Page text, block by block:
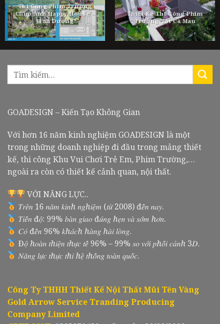
Thi Công Phim Trường
Chụp Ảnh Happy House –
Bình Dương
Thiết Kế Thi Công Phim
Trường Tại Cà Mau
GOADESIGN – Kiến Tạo Không Gian
Với hơn 16 năm kinh nghiệm GOADESIGN là một
trong những doanh nghiệp đi đầu trong mảng thiết
kế, thi công Khu Vui Chơi Trẻ Em, Phim Trường,…
ngoài ra còn có thiết kế cảnh quan, nội thất.
VỚI NĂNG LỰC..
𝑇𝑟𝑒̂𝑛 16 𝑛𝑎̆𝑚 𝑘𝑖𝑛ℎ 𝑛𝑔ℎ𝑖𝑒̣̂𝑚 (𝑡𝑢̛̀ 2008) đ𝑒̂́𝑛 𝑛𝑎𝑦.
𝑇𝑖𝑒̂́𝑛 đ𝑜̣̂: 99% 𝑏𝑎̀𝑛 𝑔𝑖𝑎𝑜 đ𝑢́𝑛𝑔 ℎ𝑒̣𝑛 𝑣𝑎̀ 𝑠𝑜̛́𝑚 ℎ𝑜̛𝑛.
𝐶𝑜́ đ𝑒̂́𝑛 96% 𝑘ℎ𝑎́𝑐ℎ ℎ𝑎̀𝑛𝑔 ℎ𝑎̀𝑖 𝑙𝑜̀𝑛𝑔.
Đ𝑜̣̂ ℎ𝑜𝑎̀𝑛 𝑡ℎ𝑖𝑒̣̂𝑛 𝑡ℎ𝑢̛̣𝑐 𝑡𝑒̂́ 96% – 99% 𝑠𝑜 𝑣𝑜̛́𝑖 𝑝ℎ𝑜̂́𝑖 𝑐𝑎̉𝑛ℎ 3𝐷.
𝑁𝑎̆𝑛𝑔 𝑙𝑢̛̣𝑐 𝑡ℎ𝑢̛̣𝑐 𝑡ℎ𝑖 ℎ𝑒̣̂ 𝑡ℎ𝑜̂́𝑛𝑔 𝑡𝑜𝑎̀𝑛 𝑞𝑢𝑜̂́𝑐.
Công Ty THHH Thiết Kế Nội Thất Mũi Tên Vàng
Gold Arrow Service Tranding Producing
Company Limited